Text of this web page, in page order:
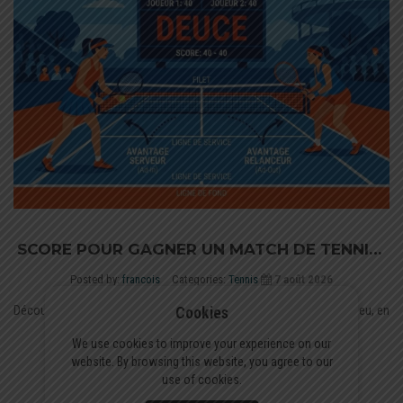
une cible simple et frapper avec contrôle aide à limiter les erreurs
techniques sous pression, sur court comme en salle.
SCORE POUR GAGNER UN MATCH DE TENNIS :
Posted by: francois Categories: Tennis 7 août 2026
Découvrez les règles du score au tennis : des points (15, 30, 40) au jeu, en
En voir plus
Cookies
We use cookies to improve your experience on our
website. By browsing this website, you agree to our
use of cookies.